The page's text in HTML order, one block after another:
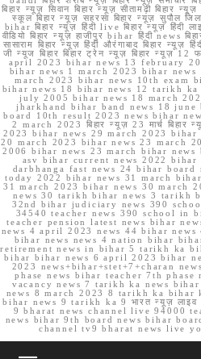
बिहार न्यूज़ सिवान बिहार न्यूज़ सीतामढ़ी बिहार
स्कूल बिहार न्यूज़ सहरसा बिहार न्यूज़ सुपौल
bihar बिहार न्यूज़ हिंदी live बिहार न्यूज़ हिंदी
वीडियो बिहार न्यूज़ हाजीपुर bihar हिंदी news
सासाराम बिहार न्यूज़ हिंदी औरंगाबाद बिहार न्यूज़
जी न्यूज बिहार बिहार ट्रेन न्यूज़ बिहार न्यूज़
april 2023 bihar news 13 february
bihar news 1 march 2023 bihar news
march 2023 bihar news 10th exam
bihar news 18 bihar news 12 tarikh
july 2005 bihar news 18 march
jharkhand bihar band news 18
board 10th result 2023 news bihar
2 march 2023 बिहार न्यूज़ 23 मार्च
2023 bihar news 29 march 2023
20 march 2023 bihar news 23 march
2006 bihar news 23 march bihar
asv bihar current news 2022
darbhanga fast news 24 bihar board
today 2022 bihar news 31 march
31 march 2023 bihar news 30 march
news 30 tarikh bihar news 3 tarikh
32nd bihar judiciary news 390
34540 teacher news 390 school in
teacher pension latest news bihar
news 4 april 2023 news 44 bihar
bihar news news 4 nation bihar
retirement news in bihar 5 tarikh ka
bihar bihar news 6 april 2023 bihar
2023 news+bihar+stet+7+charan
phase news bihar teacher 7th phase
vacancy news 7 tarikh ka news
news 8 march 2023 8 tarikh ka bihar
bihar news 9 tarikh ka 9 भारत न्यूज़
9 bharat news channel live 94000
news bihar 9th board news bihar
channel tv9 bharat news live